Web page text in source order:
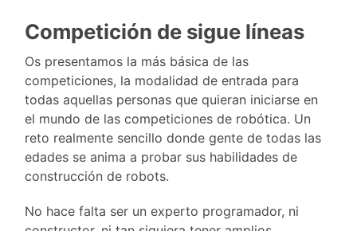
Competición de sigue líneas
Os presentamos la más básica de las
competiciones, la modalidad de entrada para
todas aquellas personas que quieran iniciarse en
el mundo de las competiciones de robótica. Un
reto realmente sencillo donde gente de todas las
edades se anima a probar sus habilidades de
construcción de robots.
No hace falta ser un experto programador, ni